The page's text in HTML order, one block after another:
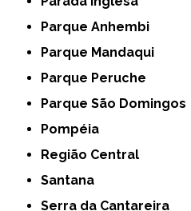
Parque Anhembi
Parque Mandaqui
Parque Peruche
Parque São Domingos
Pompéia
Região Central
Santana
Serra da Cantareira